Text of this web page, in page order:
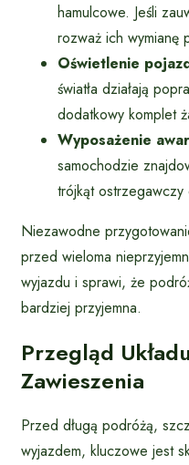
hamulcowe. Jeśli
rozważ ich wymianę
Oświetlenie
światła działają
dodatkowy komplet
Wyposażenie
samochodzie
trójkąt ostrzegawczy
Niezawodne
przed wieloma
wyjazdu i sprawi, że
bardziej przyjemna.
Przegląd
Zawieszenia
Przed długą podróżą,
wyjazdem, kluczowe jest